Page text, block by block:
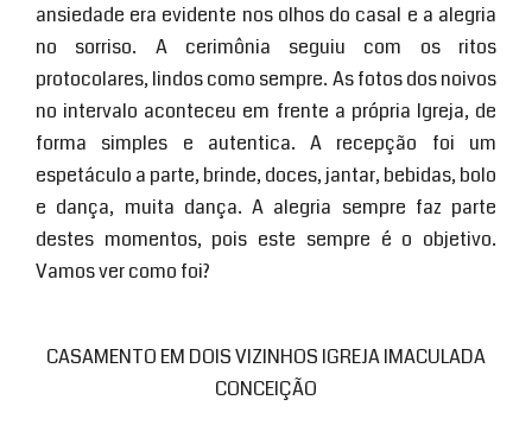
ansiedade era evidente nos olhos do casal e a alegria
no sorriso. A cerimônia seguiu com os ritos
protocolares, lindos como sempre. As fotos dos noivos
no intervalo aconteceu em frente a própria Igreja, de
forma simples e autentica. A recepção foi um
espetáculo a parte, brinde, doces, jantar, bebidas, bolo
e dança, muita dança. A alegria sempre faz parte
destes momentos, pois este sempre é o objetivo.
Vamos ver como foi?
CASAMENTO EM DOIS VIZINHOS IGREJA IMACULADA
CONCEIÇÃO